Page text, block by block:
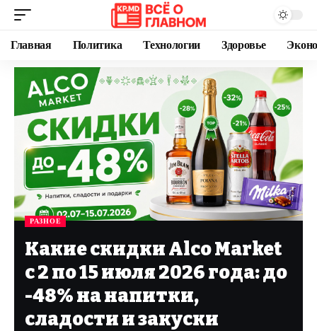
Главная Политика Технологии Здоровье
РАЗНОЕ
Какие скидки Alco Market
с 2 по 15 июля 2026 года: до
-48% на напитки,
сладости и закуски